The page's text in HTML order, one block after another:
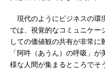
現代のようにビジネスの環
では、視覚的なコミュニケー
しての価値観の共有が非常
「阿吽（あうん）の呼吸」
様な人間が集まるところでそ